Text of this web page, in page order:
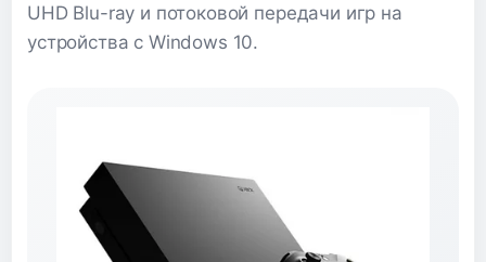
UHD Blu-ray и потоковой передачи игр на
устройства с Windows 10.